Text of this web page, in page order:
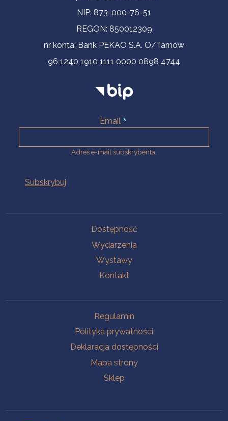
NIP: 873-000-76-51
REGON: 850012309
nr konta: Bank PEKAO S.A. O/Tarnów
96 1240 1910 1111 0000 0898 4744
Email
Adres e-mail subskrybenta.
Dostępność
Wydarzenia
Wystawy
Kontakt
Regulamin
Polityka prywatności
Deklaracja dostępności
Mapa strony
Sklep